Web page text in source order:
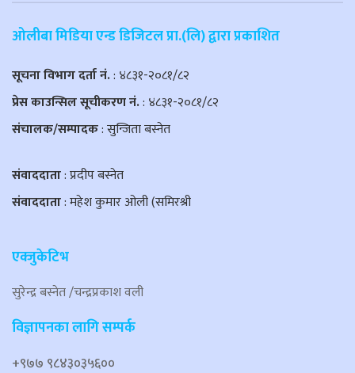
ओलीबा मिडिया एन्ड डिजिटल प्रा.(लि) द्वारा प्रकाशित
सूचना विभाग दर्ता नं.: ४८३१-२०८१/८२
प्रेस काउन्सिल सूचीकरण नं.: ४८३१-२०८१/८२
संचालक/सम्पादक: सुन्जिता बस्नेत
संवाददाता: प्रदीप बस्नेत
संवाददाता: महेश कुमार ओली (समिरश्री
एक्जुकेटिभ
सुरेन्द्र बस्नेत /चन्द्रप्रकाश वली
विज्ञापनका लागि सम्पर्क
+९७७ ९८४३०३५६००